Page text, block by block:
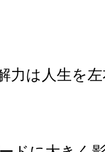
力は人生を